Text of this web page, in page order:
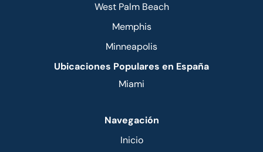
West Palm Beach
Memphis
Minneapolis
Ubicaciones Populares en España
Miami
Navegación
Inicio